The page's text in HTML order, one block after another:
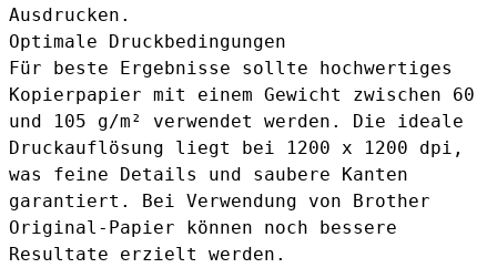
Ausdrucken.
Optimale Druckbedingungen
Für beste Ergebnisse sollte hochwertiges
Kopierpapier mit einem Gewicht zwischen 60
und 105 g/m² verwendet werden. Die ideale
Druckauflösung liegt bei 1200 x 1200 dpi,
was feine Details und saubere Kanten
garantiert. Bei Verwendung von Brother
Original-Papier können noch bessere
Resultate erzielt werden.